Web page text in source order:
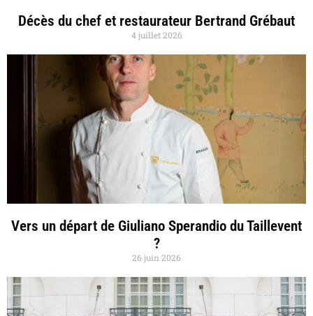
Décès du chef et restaurateur Bertrand Grébaut
4 juillet 2026
Vers un départ de Giuliano Sperandio du Taillevent
?
26 juin 2026